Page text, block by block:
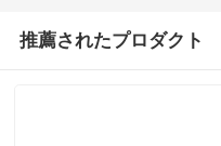
推薦されたプロダクト